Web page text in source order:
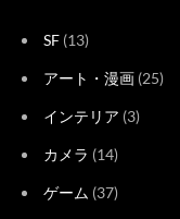
SF (13)
アート・漫画 (25)
インテリア (3)
カメラ (14)
ゲーム (37)